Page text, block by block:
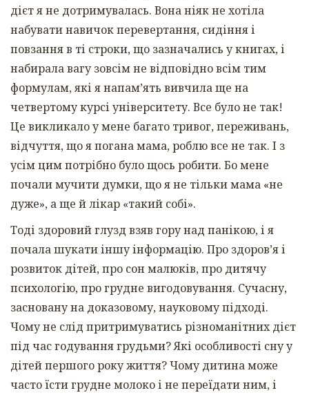
дієт я не дотримувалась. Вона ніяк не хотіла
набувати навичок перевертання, сидіння і
повзання в ті строки, що зазначались у книгах, і
набирала вагу зовсім не відповідно всім тим
формулам, які я напам’ять вивчила ще на
четвертому курсі університету. Все було не так!
Це викликало у мене багато тривог, переживань,
відчуття, що я погана мама, роблю все не так. І з
усім цим потрібно було щось робити. Бо мене
почали мучити думки, що я не тільки мама «не
дуже», а ще й лікар «такий собі».
Тоді здоровий глузд взяв гору над панікою, і я
почала шукати іншу інформацію. Про здоров’я і
розвиток дітей, про сон малюків, про дитячу
психологію, про грудне вигодовування. Сучасну,
засновану на доказовому, науковому підході.
Чому не слід притримуватись різноманітних дієт
під час годування грудьми? Які особливості сну у
дітей першого року життя? Чому дитина може
часто їсти грудне молоко і не переїдати ним, і